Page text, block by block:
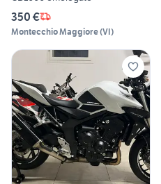
350 €
Montecchio Maggiore(VI)